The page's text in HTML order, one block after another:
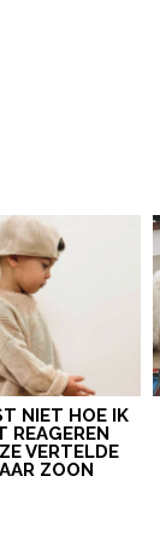
NIET HOE IK
REAGEREN
VERTELDE
ZOON